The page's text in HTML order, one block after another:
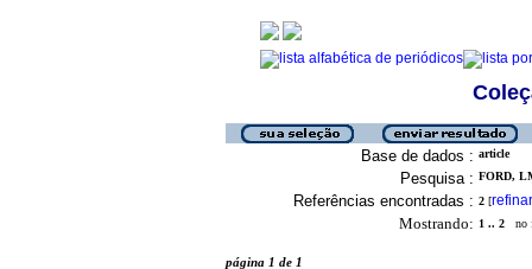
Base de dados : article
Pesquisa : FORD,
Referências encontradas : 2 [refinar
Mostrando: 1 .. 2 no
página 1 de 1